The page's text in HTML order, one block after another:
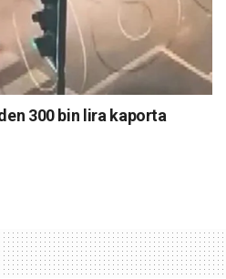
300 bin lira kaporta